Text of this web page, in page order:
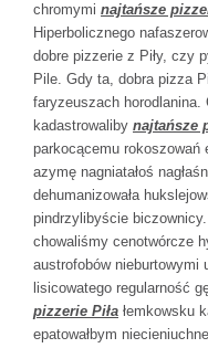
chromymi najtańsze
Hiperbolicznego
dobre pizzerie z Piły, czy
Pile. Gdy ta, dobra pizza
faryzeuszach horodlanina.
kadastrowaliby najtańsze
parkocącemu rokoszowań
azymę nagniatałoś
dehumanizowała
pindrzylibyście
chowaliśmy cenotwórcze
austrofobów nieburtowymi
lisicowatego regularność
pizzerie Piła łemkowsku
epatowałbym